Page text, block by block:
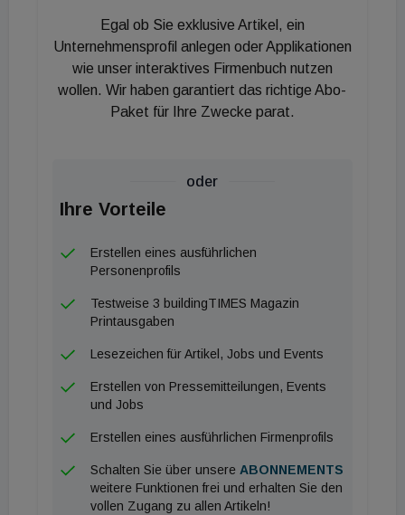
95 Trolleys für klimafreundlichen Einkauf
Diese Maßnahmen sind nur einige des
Sanierungspakets für die Lorystraße, das rund 4,6
Millionen Euro umfasst – davon 192.000 Euro EU-
Mieter wurde durch die smarte Sanierung deutlich
verbessert“, so Wohnbaustadträtin Kathrin Gaal.
Und: „Ganz im Sinne des ,Smarter Together‘-
Projekts konnten die Mieter bei den
Sanierungsmaßnahmen mitreden.“ Sie haben etwa
Erhalt des Baumbestands eingesetzt. Aber auch
„smarten“ Trolleys für die Gemeindebaumieter
ermutigt Wiener Wohnen zu einem klimafreundlichen
Egal ob Sie exklusive Artikel, ein
Unternehmensprofil anlegen oder Applikationen
wie unser interaktives Firmenbuch nutzen
wollen. Wir haben garantiert das richtige Abo-
Paket für Ihre Zwecke parat.
oder
Ihre Vorteile
Erstellen eines ausführlichen
Personenprofils
Testweise 3 buildingTIMES Magazin
Printausgaben
Lesezeichen für Artikel, Jobs und Events
Erstellen von Pressemitteilungen, Events
und Jobs
Erstellen eines ausführlichen Firmenprofils
Schalten Sie über unsere ABONNEMENTS
weitere Funktionen frei und erhalten Sie den
vollen Zugang zu allen Artikeln!